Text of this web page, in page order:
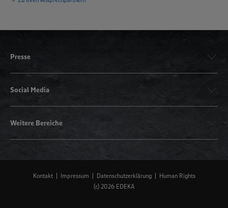
Presse
Social Media
Weitere Bereiche
Kontakt Impressum Datenschutzerklärung
Human Rights
(c) 2026 EDEKA